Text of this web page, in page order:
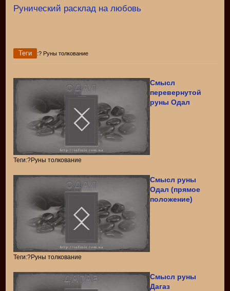
Рунический расклад на любовь
Теги :? Руны толкование
Смысл
перевернутой
руны Одал
Теги:?Руны толкование
Смысл руны
Одал (прямое
положение)
Теги:?Руны толкование
Смысл руны
Дагаз